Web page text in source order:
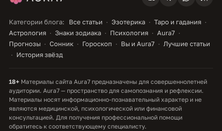
Категории блога: Все статьи Эзотерика
Таро и гадания
Астрология
Знаки зодиака Психология
Aura7
Прогнозы
Сонник Гороскоп Вы и Aura7
Лучшие статьи
История звёзд
18+ Материалы сайта Aura7 предназначены для совершеннолетней
аудитории. Aura7 — пространство для самопознания и рефлексии.
Материалы носят информационно-познавательный характер и не
являются медицинской, психологической или финансовой
консультацией. Для получения профессиональной помощи
обратитесь к соответствующему специалисту.